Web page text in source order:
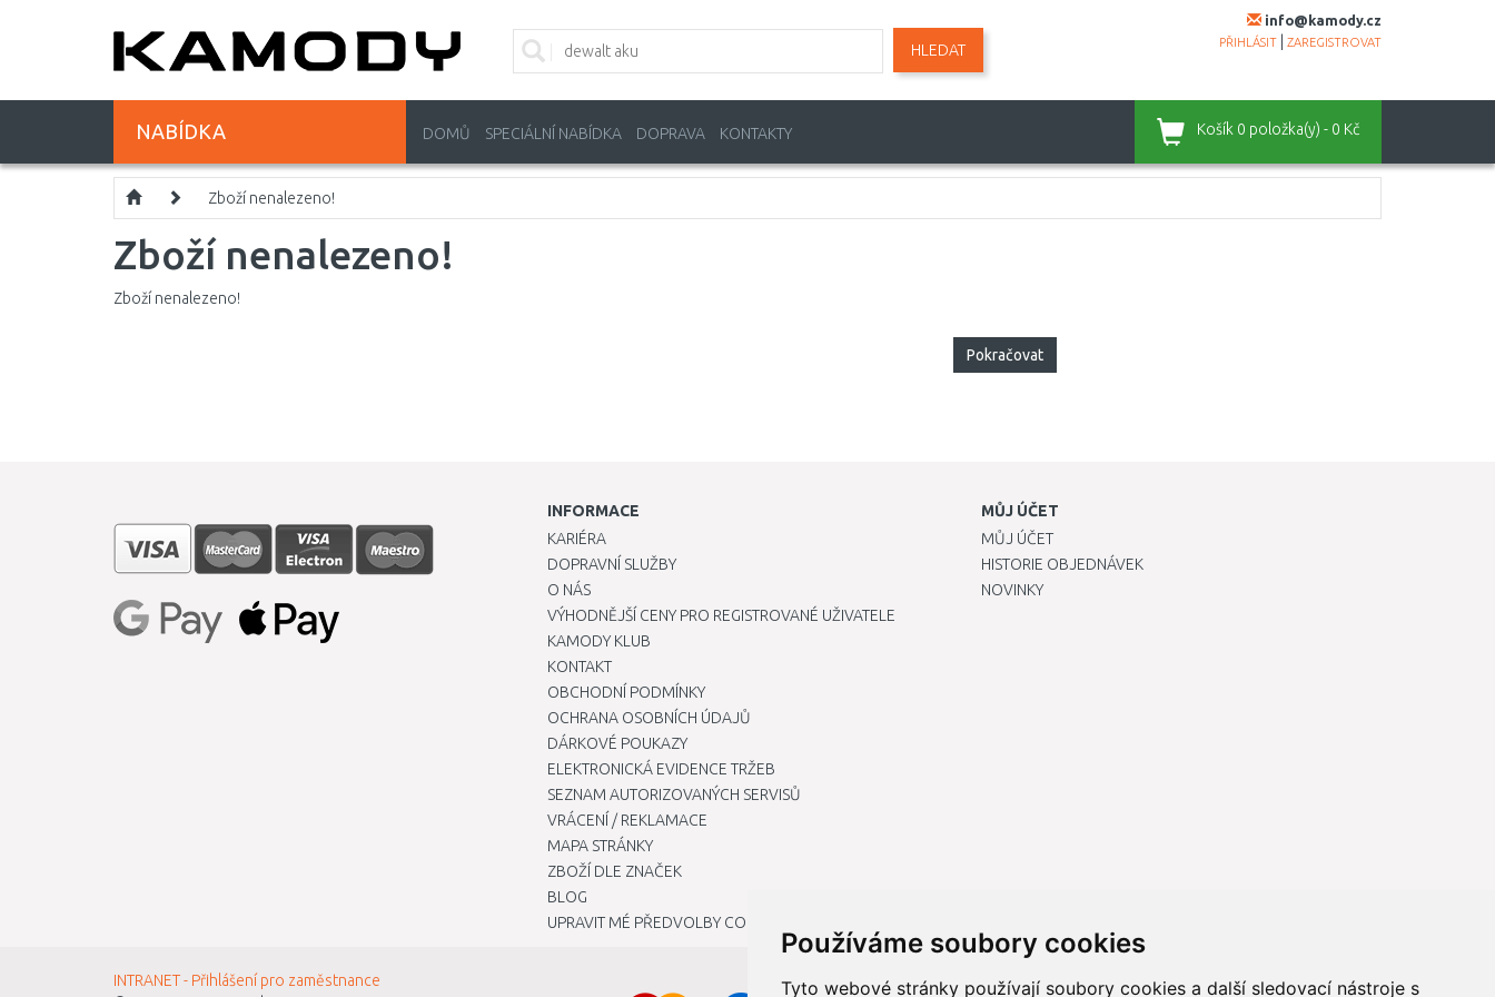
Používáme soubory cookies
Tyto webové stránky používají soubory cookies a další sledovací nástroje s
info@kamody.cz
PŘIHLÁSIT ZAREGISTROVAT
HLEDAT
NABÍDKA DOMŮ SPECIÁLNÍ NABÍDKA DOPRAVA KONTAKTY Košík 0 položka(y) - 0 Kč
Zboží nenalezeno!
Zboží nenalezeno!
Zboží nenalezeno!
Pokračovat
INFORMACE
KARIÉRA
DOPRAVNÍ SLUŽBY
O NÁS
VÝHODNĚJŠÍ CENY PRO REGISTROVANÉ UŽIVATELE
KAMODY KLUB
KONTAKT
OBCHODNÍ PODMÍNKY
OCHRANA OSOBNÍCH ÚDAJŮ
DÁRKOVÉ POUKAZY
ELEKTRONICKÁ EVIDENCE TRŽEB
SEZNAM AUTORIZOVANÝCH SERVISŮ
VRÁCENÍ / REKLAMACE
MAPA STRÁNKY
ZBOŽÍ DLE ZNAČEK
BLOG
UPRAVIT MÉ PŘEDVOLBY COOKIES
MŮJ ÚČET
MŮJ ÚČET
HISTORIE OBJEDNÁVEK
NOVINKY
INTRANET - Přihlášení pro zaměstnance